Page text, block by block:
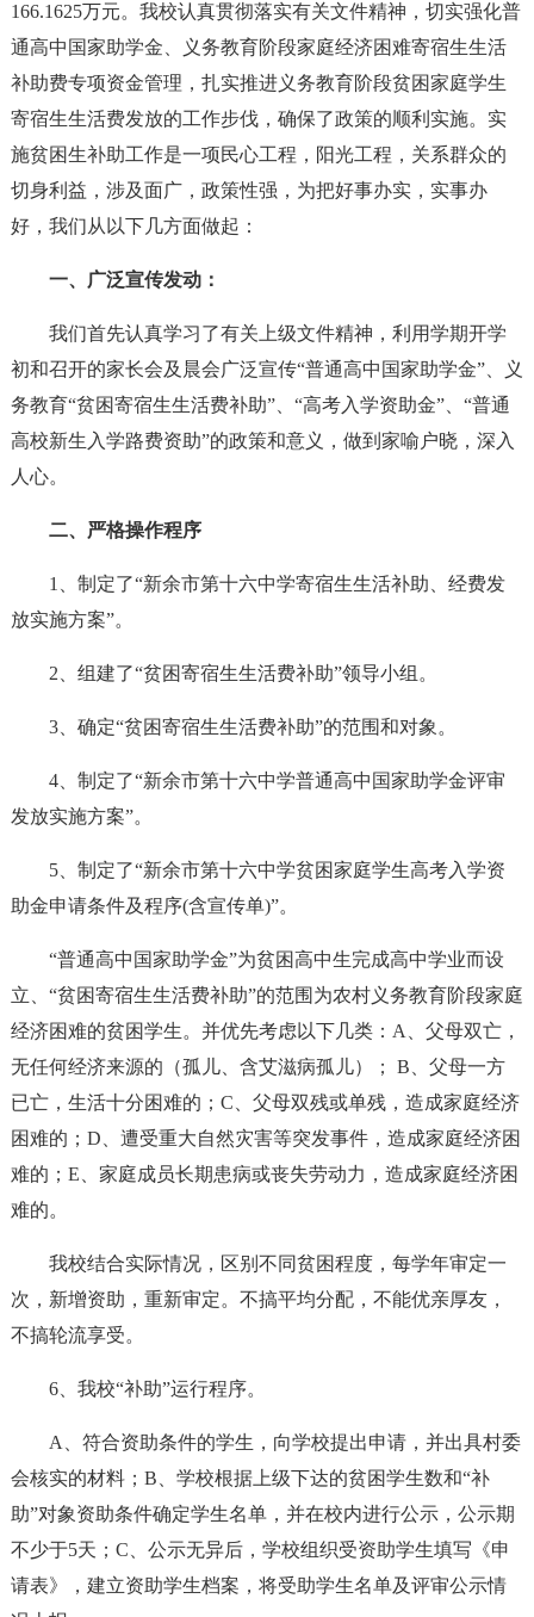
166.1625万元。我校认真贯彻落实有关文件精神，切实强化普
通高中国家助学金、义务教育阶段家庭经济困难寄宿生生活
补助费专项资金管理，扎实推进义务教育阶段贫困家庭学生
寄宿生生活费发放的工作步伐，确保了政策的顺利实施。实
施贫困生补助工作是一项民心工程，阳光工程，关系群众的
切身利益，涉及面广，政策性强，为把好事办实，实事办
好，我们从以下几方面做起：
一、广泛宣传发动：
我们首先认真学习了有关上级文件精神，利用学期开学
初和召开的家长会及晨会广泛宣传“普通高中国家助学金”、义
务教育“贫困寄宿生生活费补助”、“高考入学资助金”、“普通
高校新生入学路费资助”的政策和意义，做到家喻户晓，深入
人心。
二、严格操作程序
1、制定了“新余市第十六中学寄宿生生活补助、经费发
放实施方案”。
2、组建了“贫困寄宿生生活费补助”领导小组。
3、确定“贫困寄宿生生活费补助”的范围和对象。
4、制定了“新余市第十六中学普通高中国家助学金评审
发放实施方案”。
5、制定了“新余市第十六中学贫困家庭学生高考入学资
助金申请条件及程序(含宣传单)”。
“普通高中国家助学金”为贫困高中生完成高中学业而设
立、“贫困寄宿生生活费补助”的范围为农村义务教育阶段家庭
经济困难的贫困学生。并优先考虑以下几类：A、父母双亡，
无任何经济来源的（孤儿、含艾滋病孤儿）； B、父母一方
已亡，生活十分困难的；C、父母双残或单残，造成家庭经济
困难的；D、遭受重大自然灾害等突发事件，造成家庭经济困
难的；E、家庭成员长期患病或丧失劳动力，造成家庭经济困
难的。
我校结合实际情况，区别不同贫困程度，每学年审定一
次，新增资助，重新审定。不搞平均分配，不能优亲厚友，
不搞轮流享受。
6、我校“补助”运行程序。
A、符合资助条件的学生，向学校提出申请，并出具村委
会核实的材料；B、学校根据上级下达的贫困学生数和“补
助”对象资助条件确定学生名单，并在校内进行公示，公示期
不少于5天；C、公示无异后，学校组织受资助学生填写《申
请表》，建立资助学生档案，将受助学生名单及评审公示情